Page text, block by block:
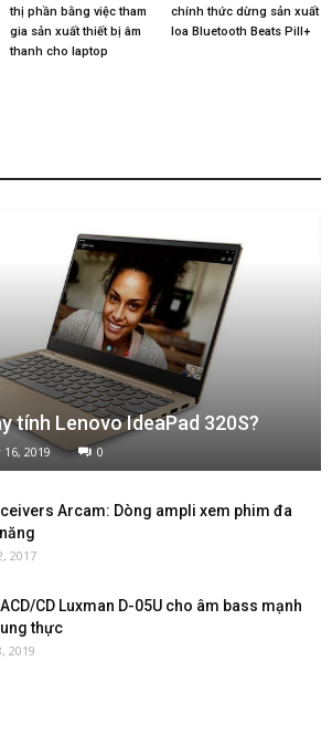
thị phần bằng việc tham
gia sản xuất thiết bị âm
thanh cho laptop
chính thức dừng sản xuất
loa Bluetooth Beats Pill+
tính Lenovo IdeaPad 320S?
16, 2019 0
Arcam: Dòng ampli xem phim đa
2017
CD Luxman D-05U cho âm bass mạnh
thực
2019